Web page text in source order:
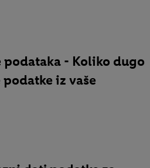
podataka - Koliko dugo
iz vaše